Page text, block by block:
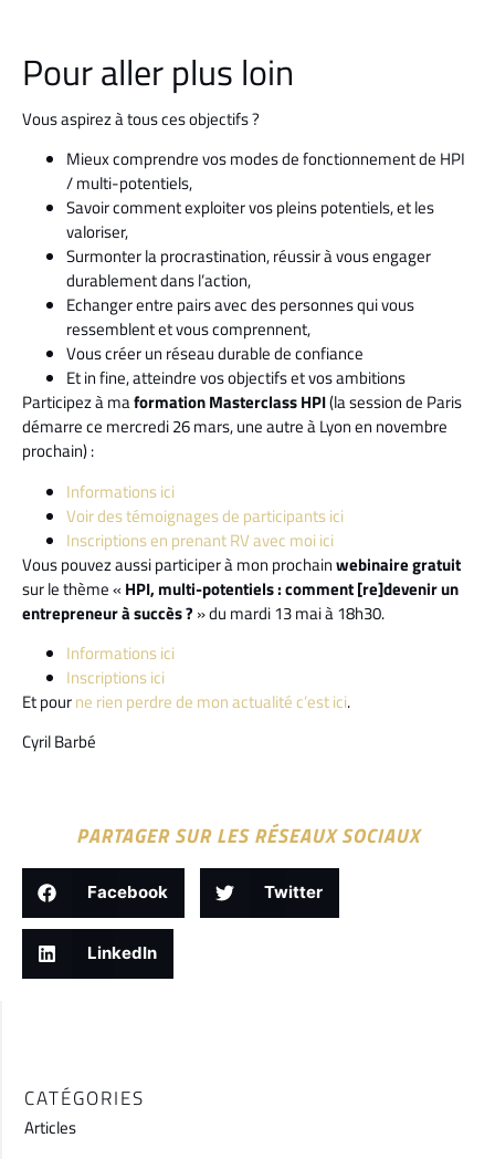
Pour aller plus loin
Vous aspirez à tous ces objectifs ?
Mieux comprendre vos modes de fonctionnement de HPI
/ multi-potentiels,
Savoir comment exploiter vos pleins potentiels, et les
valoriser,
Surmonter la procrastination, réussir à vous engager
durablement dans l’action,
Echanger entre pairs avec des personnes qui vous
ressemblent et vous comprennent,
Vous créer un réseau durable de confiance
Et in fine, atteindre vos objectifs et vos ambitions
Participez à maformation Masterclass HPI(la session de Paris
démarre ce mercredi 26 mars, une autre à Lyon en novembre
prochain) :
Informations ici
Voir des témoignages de participants ici
Inscriptions en prenant RV avec moi ici
Vous pouvez aussi participer à mon prochainwebinaire gratuit
sur le thème « HPI, multi-potentiels : comment [re]devenir un
entrepreneur à succès ? » du mardi 13 mai à 18h30.
Informations ici
Inscriptions ici
Et pourne rien perdre de mon actualité c’est ici.
Cyril Barbé
PARTAGER SUR LES RÉSEAUX SOCIAUX
Facebook Twitter
LinkedIn
CATÉGORIES
Articles